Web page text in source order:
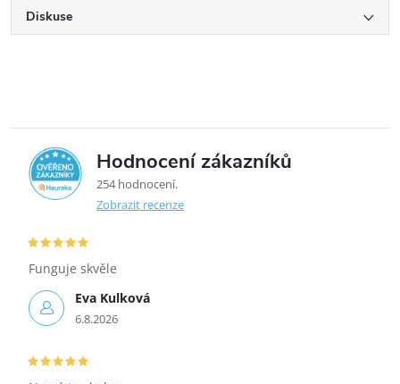
Diskuse
5,0 Hodnocení zákazníků
254 hodnocení
Zobrazit recenze
Eva Kulková
6.8.2026
Funguje skvěle